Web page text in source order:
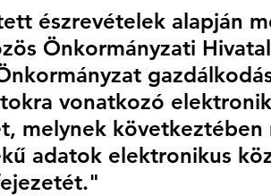
észrevételek alapján
Önkormányzati
vonatkozó
melynek következtében
adatok elektronikus